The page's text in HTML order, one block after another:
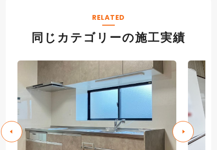
RELATED
同じカテゴリーの施工実績